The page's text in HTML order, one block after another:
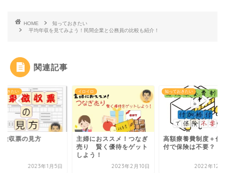
HOME
知っておきたい
平均年収を見てみよう！民間企業と公務員の比較も紹介！
関連記事
おきたい
徴収票の見方
2023年1月5日
イロイロ
主婦におススメ！つなぎ
売り 賢く優待をゲット
しよう！
2023年2月10日
知っておきたい
高額療養費制度＋付
付で保険は不要？
2022年12